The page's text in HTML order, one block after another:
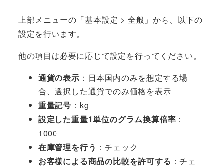
上部メニューの「基本設定 > 全般」から、以下の
設定を行います。
他の項目は必要に応じて設定を行ってください。
通貨の表示 ：日本国内のみを想定する場
合、選択した通貨でのみ価格を表示
重量記号 ：kg
設定した重量1単位のグラム換算倍率 ：
1000
在庫管理を行う ：チェック
お客様による商品の比較を許可する ：チェ